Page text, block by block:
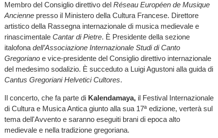
Membro del Consiglio direttivo del Réseau Européen de Musique
Ancienne presso il Ministero della Cultura Francese. Direttore
artistico della Rassegna internazionale di musica medievale e
rinascimentale Cantar di Pietre. È Presidente della sezione
italofona dell’Associazione Internazionale Studi di Canto
Gregoriano e vice-presidente del Consiglio direttivo internazionale
del medesimo sodalizio. È succeduto a Luigi Agustoni alla guida di
Cantus Gregoriani Helvetici Cultores.
Il concerto, che fa parte di Kalendamaya, il Festival Internazionale
di Cultura e Musica Antica giunto alla sua 17ª edizione, verterà sul
tema dell'Avvento e saranno eseguiti brani di epoca alto
medievale e nella tradizione gregoriana.